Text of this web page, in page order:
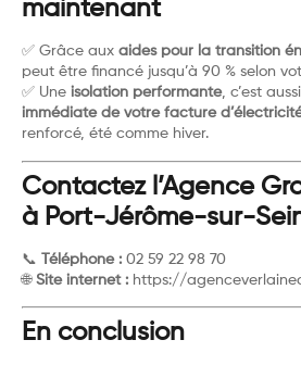
maintenant
✅ Grâce aux aides pour la transition
peut être financé jusqu’à 90 % selon
✅ Une isolation performante, c’est
immédiate de votre facture
renforcé, été comme hiver.
Contactez l’Agence
à Port-Jérôme-sur-
📞 Téléphone : 02 59 22 98 70
🌐 Site internet : https://
En conclusion